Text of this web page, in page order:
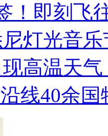
！即刻飞
灯光音
现高温天
线40余